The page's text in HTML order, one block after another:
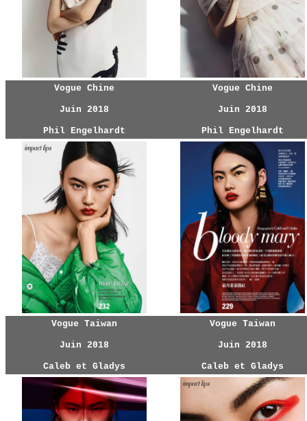
Vogue Chine
Juin 2018
Phil Engelhardt
Vogue Chine
Juin 2018
Phil Engelhardt
Vogue Taiwan
Juin 2018
Caleb et Gladys
Vogue Taiwan
Juin 2018
Caleb et Gladys